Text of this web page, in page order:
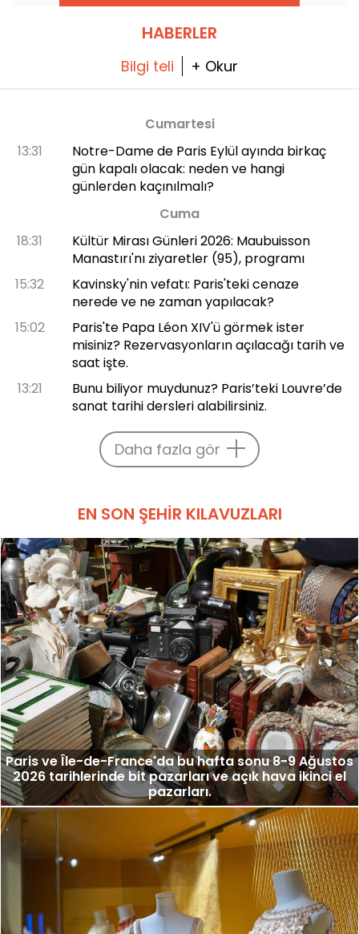
HABERLER
Bilgi teli + Okur
Cumartesi
13:31
Notre-Dame de Paris Eylül ayında birkaç
gün kapalı olacak: neden ve hangi
günlerden kaçınılmalı?
Cuma
18:31
Kültür Mirası Günleri 2026: Maubuisson
Manastırı'nı ziyaretler (95), programı
15:32
Kavinsky'nin vefatı: Paris'teki cenaze
nerede ve ne zaman yapılacak?
15:02
Paris'te Papa Léon XIV'ü görmek ister
misiniz? Rezervasyonların açılacağı tarih ve
saat işte.
13:21
Bunu biliyor muydunuz? Paris’teki Louvre’de
sanat tarihi dersleri alabilirsiniz.
Daha fazla gör
EN SON ŞEHIR KILAVUZLARI
Paris ve Île-de-France'da bu hafta sonu 8-9 Ağustos
2026 tarihlerinde bit pazarları ve açık hava ikinci el
pazarları.